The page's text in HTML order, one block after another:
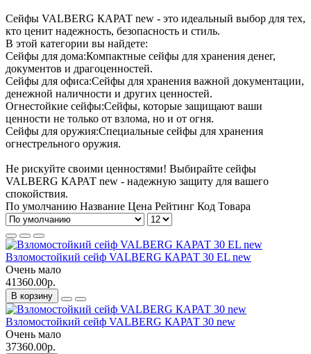
Сейфы VALBERG КАРАТ new - это идеальный выбор для тех,
кто ценит надежность, безопасность и стиль.
В этой категории вы найдете:
Сейфы для дома:Компактные сейфы для хранения денег,
документов и драгоценностей.
Сейфы для офиса:Сейфы для хранения важной документации,
денежной наличности и других ценностей.
Огнестойкие сейфы:Сейфы, которые защищают ваши
ценности не только от взлома, но и от огня.
Сейфы для оружия:Специальные сейфы для хранения
огнестрельного оружия.
Не рискуйте своими ценностями! Выбирайте сейфы
VALBERG КАРАТ new - надежную защиту для вашего
спокойствия.
По умолчанию Название Цена Рейтинг Код Товара
Взломостойкий сейф VALBERG КАРАТ 30 EL new
Очень мало
41360.00р.
В корзину
Взломостойкий сейф VALBERG КАРАТ 30 new
Очень мало
37360.00р.